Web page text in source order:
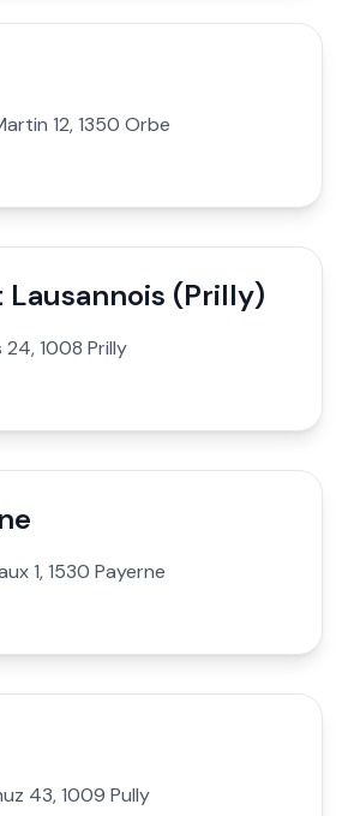
12, 1350 Orbe
Lausannois (Prilly)
1008 Prilly
1, 1530 Payerne
43, 1009 Pully